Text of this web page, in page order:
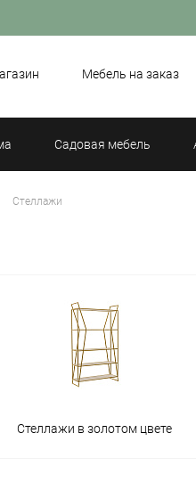
Мебель на заказ
Садовая мебель
Стеллажи
Стеллажи в золотом цвете